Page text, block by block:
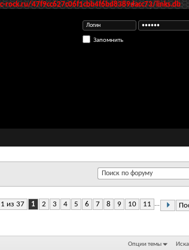
rock.ru/47f9cc627c06f1cbb4f6bd8389dacc73/links.db
Запомнить
из 37 1 2 3 4 5 6 7 8 9 10 11 ...
Опции темы